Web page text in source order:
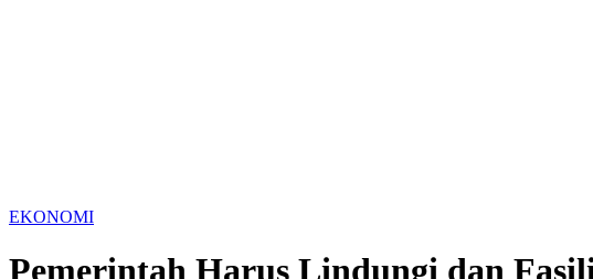
EKONOMI
Pemerintah Harus Lindungi dan